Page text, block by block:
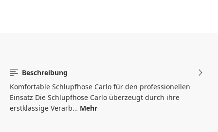
Beschreibung
Komfortable Schlupfhose Carlo für den professionellen
Einsatz Die Schlupfhose Carlo überzeugt durch ihre
erstklassige Verarb… Mehr